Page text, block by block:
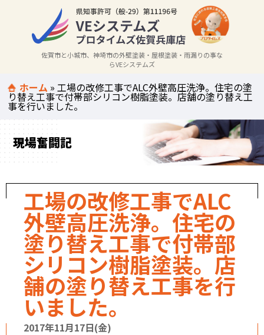
佐賀市と小城市、神埼市の外壁塗装・屋根塗装・雨漏りの事な
らVEシステムズ
ホーム »工場の改修工事でALC外壁高圧洗浄。住宅の塗
り替え工事で付帯部シリコン樹脂塗装。店舗の塗り替え工
事を行いました。
現場奮闘記
工場の改修工事でALC
外壁高圧洗浄。住宅の
塗り替え工事で付帯部
シリコン樹脂塗装。店
舗の塗り替え工事を行
いました。
2017年11月17日(金)